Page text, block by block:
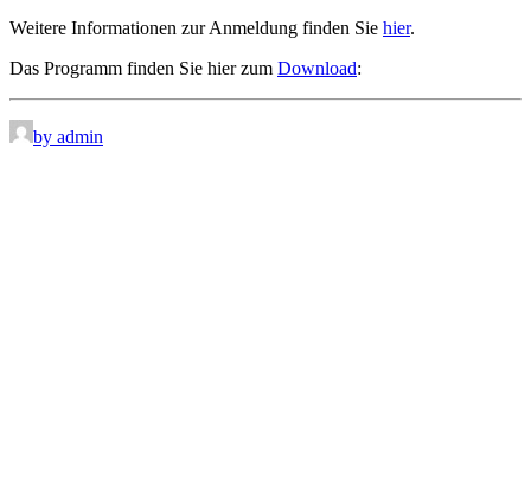
Weitere Informationen zur Anmeldung finden Sie hier.
Das Programm finden Sie hier zum Download:
by admin